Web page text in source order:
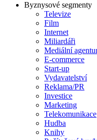
Byznysové segmenty
Televize
Film
Internet
Miliardáři
Mediální
E-commerce
Start-up
Vydavatelství
Reklama/PR
Investice
Marketing
Telekomunikace
Hudba
Knihy